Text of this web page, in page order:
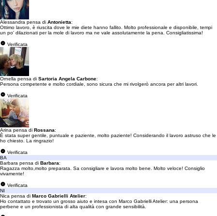
Alessandra pensa di Antonietta:
Ottimo lavoro, è riuscita dove le mie diete hanno fallito. Molto professionale e disponibile, tempi
un po' dilazionati per la mole di lavoro ma ne vale assolutamente la pena. Consigliatissima!
Verificata
Ornella pensa di Sartoria Angela Carbone:
Persona competente e molto cordiale, sono sicura che mi rivolgerò ancora per altri lavori.
Verificata
Arina pensa di Rossana:
È stata super gentile, puntuale e paziente, molto paziente! Considerando il lavoro astruso che le
ho chiesto. La ringrazio!
Verificata
BA
Barbara pensa di Barbara:
Ragazza molto,molto preparata. Sa consigliare e lavora molto bene. Molto veloce! Consiglio
vivamente!
Verificata
NI
Nica pensa di Marco Gabrielli Atelier:
Ho contattato e trovato un grosso aiuto e intesa con Marco Gabrielli Atelier: una persona
perbene e un professionista di alta qualità con grande sensibilità.